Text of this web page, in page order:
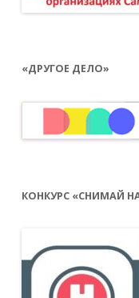
«ДРУГОЕ ДЕЛО»
КОНКУРС «СНИМАЙ